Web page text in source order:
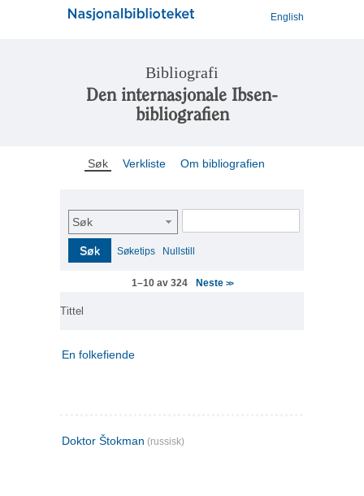
English
Bibliografi
Den internasjonale Ibsen-
bibliografien
Søk Verkliste Om bibliografien
Søk
Søk Søketips Nullstill
1–10 av 324 Neste >>
Tittel
En folkefiende
Doktor Štokman (russisk)